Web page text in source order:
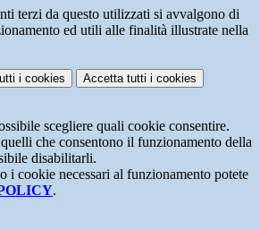
terzi da questo utilizzati si avvalgono di
ed utili alle finalità illustrate nella
i cookies Accetta tutti i cookies
scegliere quali cookie consentire.
che consentono il funzionamento della
disabilitarli.
i cookie necessari al funzionamento potete
.